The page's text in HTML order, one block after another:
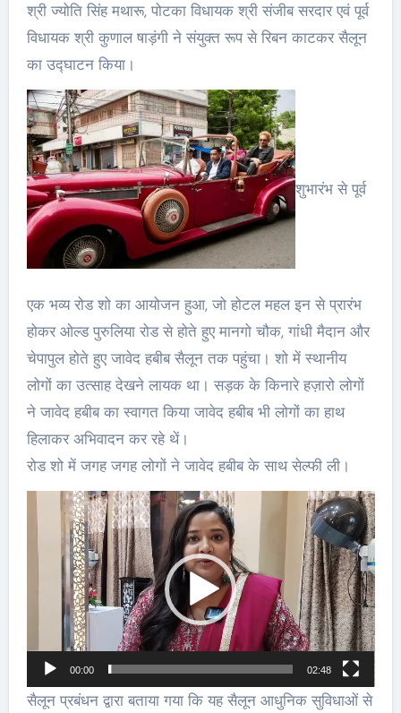
श्री ज्योति सिंह मथारू, पोटका विधायक श्री संजीब सरदार एवं पूर्व
विधायक श्री कुणाल षाड़ंगी ने संयुक्त रूप से रिबन काटकर सैलून
का उद्घाटन किया।
शुभारंभ से पूर्व
एक भव्य रोड शो का आयोजन हुआ, जो होटल महल इन से प्रारंभ
होकर ओल्ड पुरुलिया रोड से होते हुए मानगो चौक, गांधी मैदान और
चेपापुल होते हुए जावेद हबीब सैलून तक पहुंचा। शो में स्थानीय
लोगों का उत्साह देखने लायक था। सड़क के किनारे हज़ारो लोगों
ने जावेद हबीब का स्वागत किया जावेद हबीब भी लोगों का हाथ
हिलाकर अभिवादन कर रहे थें।
रोड शो में जगह जगह लोगों ने जावेद हबीब के साथ सेल्फी ली।
Video
Player
00:00 02:48
सैलून प्रबंधन द्वारा बताया गया कि यह सैलून आधुनिक सुविधाओं से